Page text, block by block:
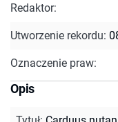
Redaktor:
Utworzenie rekordu:
Oznaczenie praw:
Opis